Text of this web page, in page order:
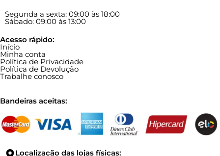
Segunda a sexta: 09:00 às 18:00
Sábado: 09:00 às 13:00
Acesso rápido:
Início
Minha conta
Política de Privacidade
Política de Devolução
Trabalhe conosco
Bandeiras aceitas:
Localização das lojas físicas: